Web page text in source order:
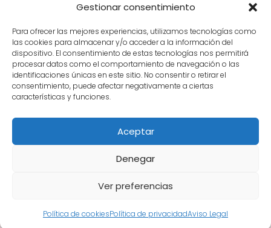
Gestionar consentimiento
Para ofrecer las mejores experiencias, utilizamos tecnologías como
las cookies para almacenar y/o acceder a la información del
dispositivo. El consentimiento de estas tecnologías nos permitirá
procesar datos como el comportamiento de navegación o las
identificaciones únicas en este sitio. No consentir o retirar el
consentimiento, puede afectar negativamente a ciertas
características y funciones.
Aceptar
Denegar
Ver preferencias
Política de cookiesPolítica de privacidadAviso Legal
Añadas, crianza y guarda
Bodegas y marcas de
Rioja
Cata y aprender a probar vino
Comprar vino
Rioja y guías de regalo
Cultura del vino y
curiosidades
Enoturismo en Rioja
Maridajes y vino en la mesa
Tiendas de vino por
ciudades
Tipos de Rioja y clasificación
bodegas por área
|Política de Cookies
Sitemap XML· Sitemap HTML